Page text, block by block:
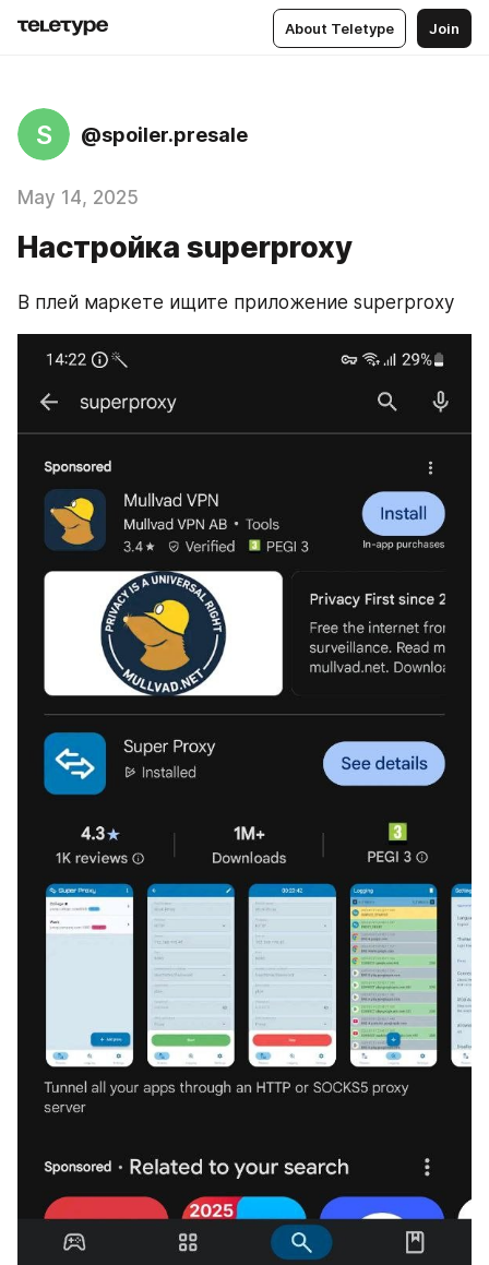
About Teletype Join
S @spoiler.presale
May 14, 2025
Настройка superproxy
В плей маркете ищите приложение superproxy